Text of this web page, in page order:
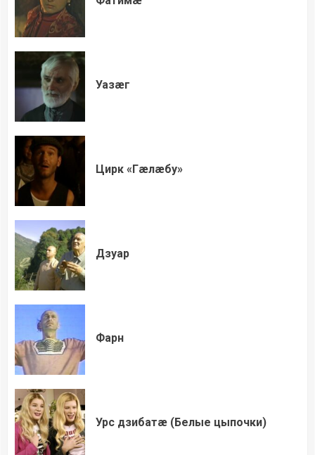
Уазæг
Цирк «Гæлæбу»
Дзуар
Фарн
Урс дзибатæ (Белые цыпочки)